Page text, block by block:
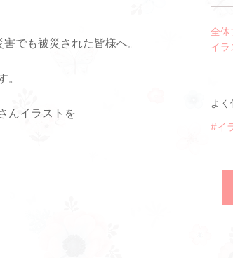
でも被災された皆様へ。
んイラストを
全体
イラ
よ
#イ